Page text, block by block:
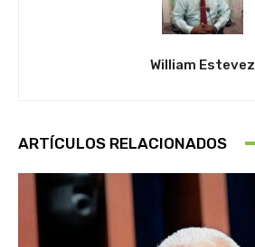
William Estevez
ARTÍCULOS RELACIONADOS